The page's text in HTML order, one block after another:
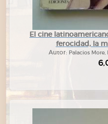
El cine
ferocidad, la
Autor: Palacios More,